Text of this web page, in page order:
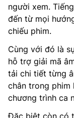
người xem.
đến từ mọi
chiếu phim.
Cùng với đó là
hỗ trợ giải mã
tải chi tiết từng
chân trong phim
chương trình ca
Đặc biệt còn có